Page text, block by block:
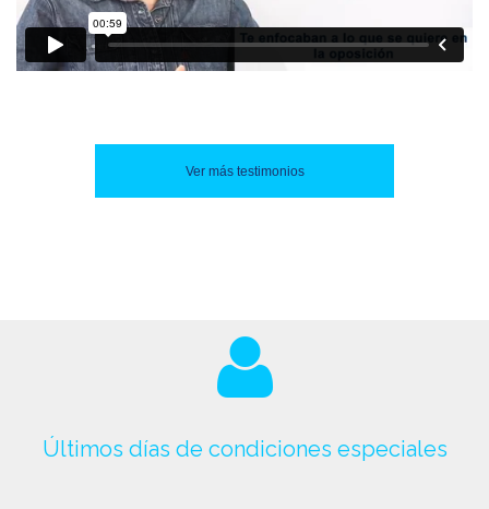
Ver más testimonios
Últimos días de condiciones especiales